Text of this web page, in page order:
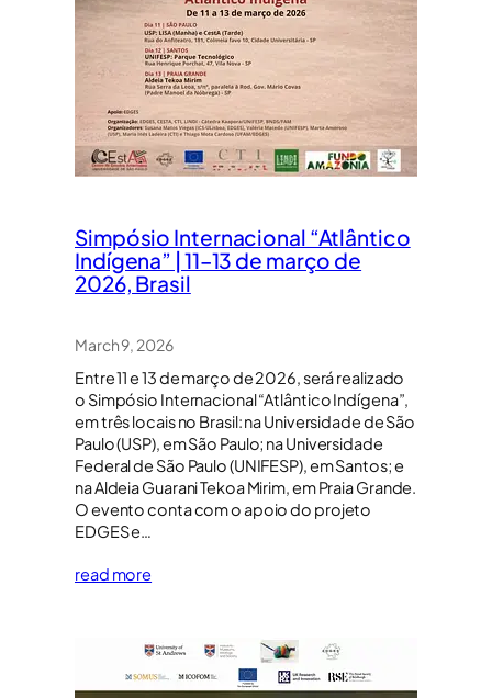
Simpósio Internacional “Atlântico
Indígena” | 11–13 de março de
2026, Brasil
March 9, 2026
Entre 11 e 13 de março de 2026, será realizado
o Simpósio Internacional “Atlântico Indígena”,
em três locais no Brasil: na Universidade de São
Paulo (USP), em São Paulo; na Universidade
Federal de São Paulo (UNIFESP), em Santos; e
na Aldeia Guarani Tekoa Mirim, em Praia Grande.
O evento conta com o apoio do projeto
EDGES e…
read more